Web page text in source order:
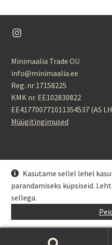
Kasutame sellel lehel
parandamiseks küpsiseid.
sellega.
Instagram
Minimaalia Trade OÜ
info@minimaalia.ee
Reg. nr 17158225
KMK nr. EE102830822
EE417700771011354537 (AS
Müügitingimused
© Minimaalia 2026
Privaatsuspoliitika
Kasutab